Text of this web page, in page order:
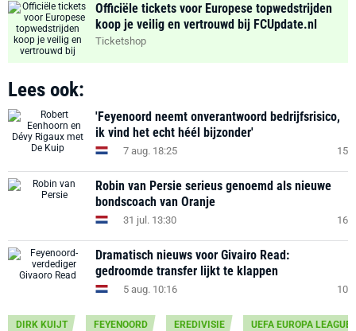
Officiële tickets voor Europese topwedstrijden
koop je veilig en vertrouwd bij FCUpdate.nl
Ticketshop
Lees ook:
'Feyenoord neemt onverantwoord bedrijfsrisico,
ik vind het echt héél bijzonder'
7 aug. 18:25 15
Robin van Persie serieus genoemd als nieuwe
bondscoach van Oranje
31 jul. 13:30 16
Dramatisch nieuws voor Givairo Read:
gedroomde transfer lijkt te klappen
5 aug. 10:16 10
DIRK KUIJT FEYENOORD EREDIVISIE UEFA EUROPA LEAGUE